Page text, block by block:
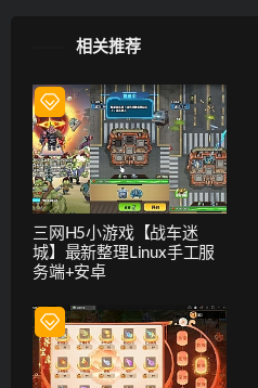
相关推荐
三网H5小游戏【战车迷
城】最新整理Linux手工服
务端+安卓